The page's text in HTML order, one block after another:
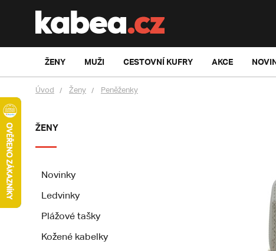
ŽENY MUŽI CESTOVNÍ KUFRY AKCE
Úvod Ženy Peněženky
ŽENY
Novinky
Ledvinky
Plážové tašky
Kožené kabelky